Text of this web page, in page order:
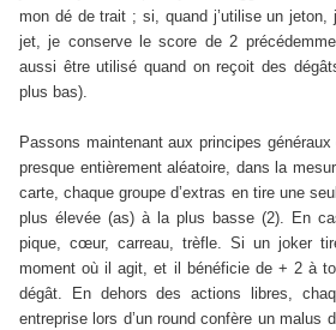
mon dé de trait ; si, quand j’utilise un
jet, je conserve le score de 2
aussi être utilisé quand on reçoit des
plus bas).
Passons maintenant aux principes
presque entièrement aléatoire, dans la
carte, chaque groupe d’extras en tire une
plus élevée (as) à la plus basse (2). En
pique, cœur, carreau, trèfle. Si un joker
moment où il agit, et il bénéficie de + 2 à
dégât. En dehors des actions libres,
entreprise lors d’un round confère un malus